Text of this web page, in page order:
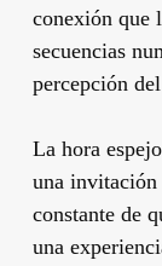
conexión que
secuencias
percepción
La hora
una invitación
constante de
una